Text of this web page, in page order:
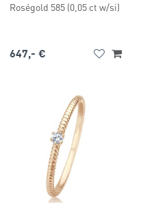
Roségold 585 (0,05 ct w/si)
647,- €